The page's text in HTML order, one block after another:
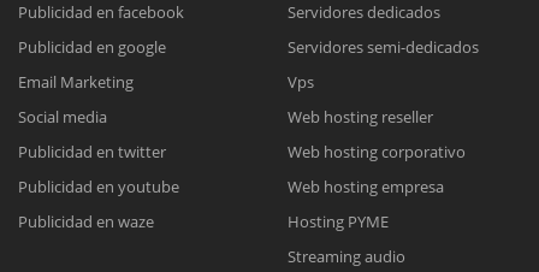
Reunión online
Meet para la reunión online.
Cotización
Chat Online
Todos nuestros ejecutivos están fuera de línea. Complete el formulario
Publicidad en facebook
Publicidad en google
Email Marketing
Social media
Publicidad en twitter
Publicidad en youtube
Publicidad en waze
Servidores dedicados
Servidores semi-dedicados
Vps
Web hosting reseller
Web hosting corporativo
Web hosting empresa
Hosting PYME
Streaming audio